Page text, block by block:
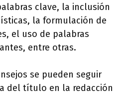
clave, la inclusión
la formulación de
el uso de palabras
entre otras.
se pueden seguir
del título en la redacción